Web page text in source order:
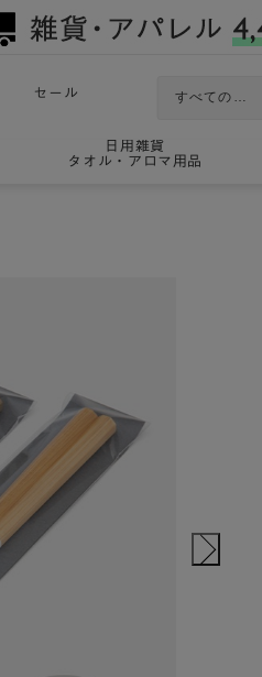
セール
日用雑貨
タオル・アロマ用品